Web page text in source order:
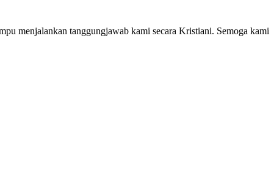
menjalankan tanggungjawab kami secara Kristiani. Semoga kami